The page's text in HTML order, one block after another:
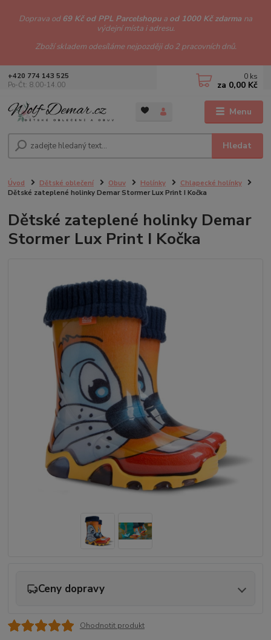
Doprava od69 Kč od PPL Parcelshopu a od 1000 Kč zdarma na
výdejní místa i adresu.
Zboží skladem odesíláme nejpozději do 2 pracovních dnů.
Menu
Hledat
+420 774 143 525
Po-Čt: 8.00-14.00
0 ks
za 0,00 Kč
Úvod Dětské oblečení Obuv Holínky
Chlapecké holínky
Dětské zateplené holinky Demar Stormer Lux Print I Kočka
Dětské zateplené holinky Demar
Stormer Lux Print I Kočka
Ceny dopravy
Ohodnotit produkt